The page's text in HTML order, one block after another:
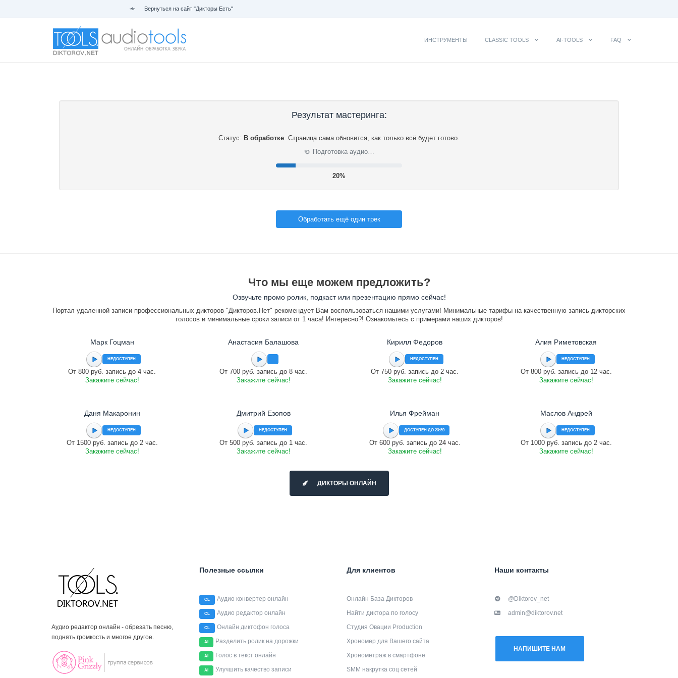
Вернуться на сайт "Дикторы Есть"
ИНСТРУМЕНТЫ CLASSIC TOOLS AI-TOOLS FAQ
Результат мастеринга:
Статус: В обработке. Страница сама обновится, как только всё будет готово.
⟳ Подготовка аудио…
20%
Обработать ещё один трек
Что мы еще можем предложить?
Озвучьте промо ролик, подкаст или презентацию прямо сейчас!
Портал удаленной записи профессиональных дикторов "Дикторов.Нет" рекомендует Вам воспользоваться нашими услугами! Минимальные тарифы на качественную запись дикторских
голосов и минимальные сроки записи от 1 часа! Интересно?! Ознакомьтесь с примерами наших дикторов!
Марк Гоцман
НЕДОСТУПЕН
От 800 руб. запись до 4 час.
Закажите сейчас!
Анастасия Балашова
От 700 руб. запись до 8 час.
Закажите сейчас!
Кирилл Федоров
НЕДОСТУПЕН
От 750 руб. запись до 2 час.
Закажите сейчас!
Алия Риметовская
НЕДОСТУПЕН
От 800 руб. запись до 12 час.
Закажите сейчас!
Даня Макаронин
НЕДОСТУПЕН
От 1500 руб. запись до 2 час.
Закажите сейчас!
Дмитрий Езопов
НЕДОСТУПЕН
От 500 руб. запись до 1 час.
Закажите сейчас!
Илья Фрейман
ДОСТУПЕН ДО 23:59
От 600 руб. запись до 24 час.
Закажите сейчас!
Маслов Андрей
НЕДОСТУПЕН
От 1000 руб. запись до 2 час.
Закажите сейчас!
ДИКТОРЫ ОНЛАЙН
Аудио редактор онлайн - обрезать песню,
поднять громкость и многое другое.
Полезные ссылки
CL Аудио конвертер онлайн
CL Аудио редактор онлайн
CL Онлайн диктофон голоса
AI Разделить ролик на дорожки
AI Голос в текст онлайн
AI Улучшить качество записи
Для клиентов
Онлайн База Дикторов
Найти диктора по голосу
Студия Овации Production
Хрономер для Вашего сайта
Хронометраж в смартфоне
SMM накрутка соц сетей
Наши контакты
@Diktorov_net
admin@diktorov.net
НАПИШИТЕ НАМ